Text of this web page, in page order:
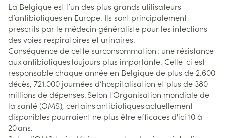
La Belgique est l’un des plus grands utilisateurs
d’antibiotiques en Europe. Ils sont principalement
prescrits par le médecin généraliste pour les infections
des voies respiratoires et urinaires.
Conséquence de cette surconsommation : une résistance
aux antibiotiques toujours plus importante. Celle-ci est
responsable chaque année en Belgique de plus de 2.600
décès, 721.000 journées d’hospitalisation et plus de 380
millions de dépenses. Selon l'Organisation mondiale de
la santé (OMS), certains antibiotiques actuellement
disponibles pourraient ne plus être efficaces d'ici 10 à
20 ans.